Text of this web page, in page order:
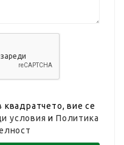
квадратчето, вие се
условия иПолитика